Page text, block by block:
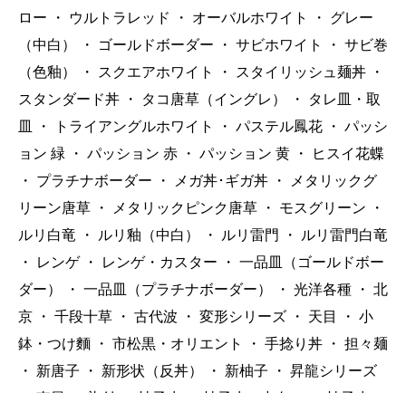
ロー
・ ウルトラレッド ・ オーバルホワイト ・
グレー
（中白）
・ ゴールドボーダー ・ サビホワイト ・ サビ巻
（色釉）
・ スクエアホワイト ・ スタイリッシュ麺丼
・
スタンダード丼
・ タコ唐草（イングレ） ・
タレ皿・取
皿
・ トライアングルホワイト ・ パステル鳳花 ・ パッシ
ョン 緑
・ パッション 赤 ・ パッション 黄 ・
ヒスイ花蝶
・
プラチナボーダー ・ メガ丼･ギガ丼 ・
メタリックグ
リーン唐草
・ メタリックピンク唐草 ・ モスグリーン
・
ルリ白竜
・ ルリ釉（中白） ・ ルリ雷門 ・
ルリ雷門白竜
・
レンゲ ・ レンゲ・カスター ・ 一品皿（ゴールドボー
ダー）
・ 一品皿（プラチナボーダー） ・ 光洋各種 ・ 北
京
・ 千段十草 ・ 古代波 ・ 変形シリーズ ・ 天目 ・ 小
鉢・つけ麵
・ 市松黒・オリエント ・ 手捻り丼 ・ 担々麺
・
新唐子 ・ 新形状（反丼） ・ 新柚子 ・ 昇龍シリーズ